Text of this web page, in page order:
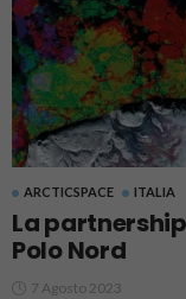
ARCTICSPACE ITALIA
La
Polo Nord
7 Agosto 2023